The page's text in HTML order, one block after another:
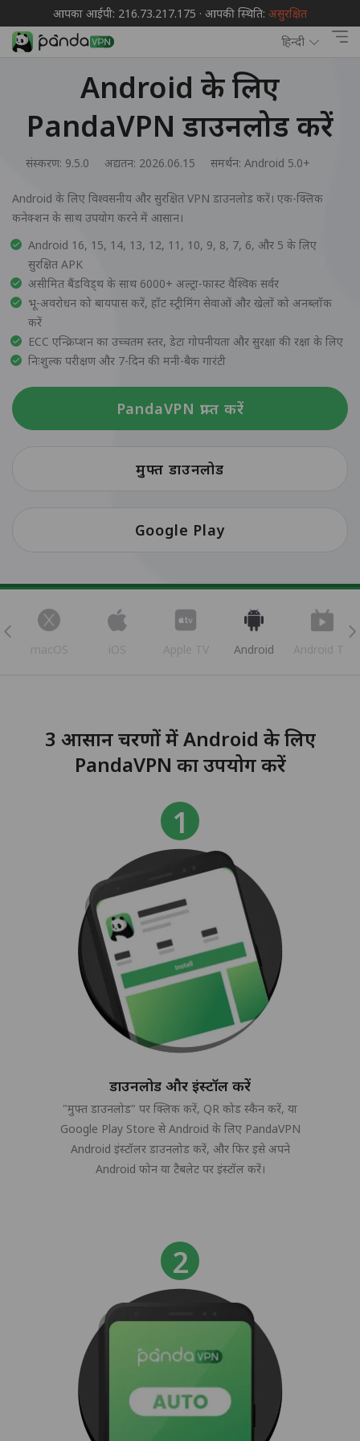
आपका आईपी: 216.73.217.175 · आपकी स्थिति: असुरक्षित
हिन्दी
Android के लिए
PandaVPN डाउनलोड करें
संस्करण: 9.5.0 अद्यतन: 2026.06.15 समर्थन: Android 5.0+
Android के लिए विश्वसनीय और सुरक्षित VPN डाउनलोड करें। एक-क्लिक
कनेक्शन के साथ उपयोग करने में आसान।
Android 16, 15, 14, 13, 12, 11, 10, 9, 8, 7, 6, और 5 के लिए
सुरक्षित APK
असीमित बैंडविड्थ के साथ 6000+ अल्ट्रा-फास्ट वैश्विक सर्वर
भू-अवरोधन को बायपास करें, हॉट स्ट्रीमिंग सेवाओं और खेलों को अनब्लॉक
करें
ECC एन्क्रिप्शन का उच्चतम स्तर, डेटा गोपनीयता और सुरक्षा की रक्षा के लिए
निःशुल्क परीक्षण और 7-दिन की मनी-बैक गारंटी
PandaVPN प्राप्त करें
मुफ्त डाउनलोड
Google Play
macOS iOS Apple TV Android Android TV
3 आसान चरणों में Android के लिए
PandaVPN का उपयोग करें
डाउनलोड और इंस्टॉल करें
"मुफ्त डाउनलोड" पर क्लिक करें, QR कोड स्कैन करें, या
Google Play Store से Android के लिए PandaVPN
Android इंस्टॉलर डाउनलोड करें, और फिर इसे अपने
Android फोन या टैबलेट पर इंस्टॉल करें।